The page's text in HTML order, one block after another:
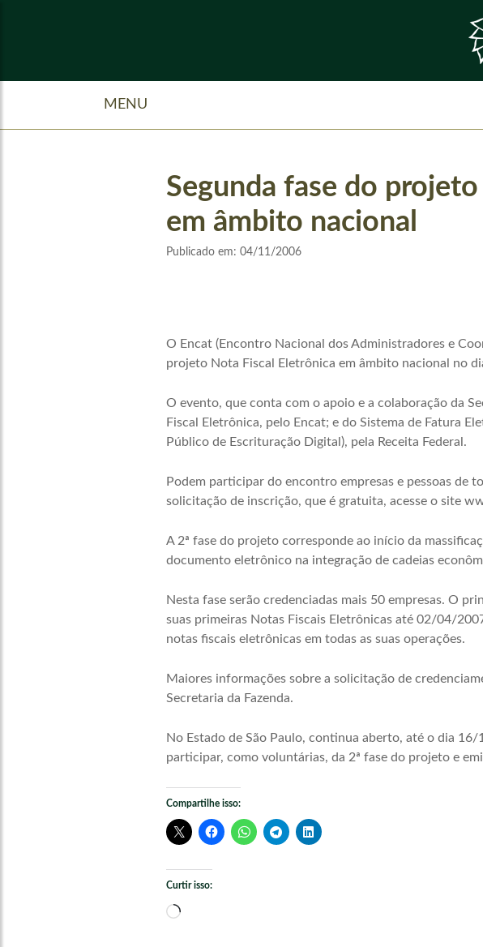
MENU
Segunda fase do
em âmbito nacional
Publicado em: 04/11/2006
O Encat (Encontro Nacional dos Administradores e
projeto Nota Fiscal Eletrônica em âmbito nacional no
O evento, que conta com o apoio e a colaboração da
Fiscal Eletrônica, pelo Encat; e do Sistema de Fatura
Público de Escrituração Digital), pela Receita Federal.
Podem participar do encontro empresas e pessoas de
solicitação de inscrição, que é gratuita, acesse o site
A 2ª fase do projeto corresponde ao início da
documento eletrônico na integração de cadeias
Nesta fase serão credenciadas mais 50 empresas. O
suas primeiras Notas Fiscais Eletrônicas até 02/04/
notas fiscais eletrônicas em todas as suas operações.
Maiores informações sobre a solicitação de
Secretaria da Fazenda.
No Estado de São Paulo, continua aberto, até o dia
participar, como voluntárias, da 2ª fase do projeto e
Compartilhe isso:
Curtir isso:
Carregando...